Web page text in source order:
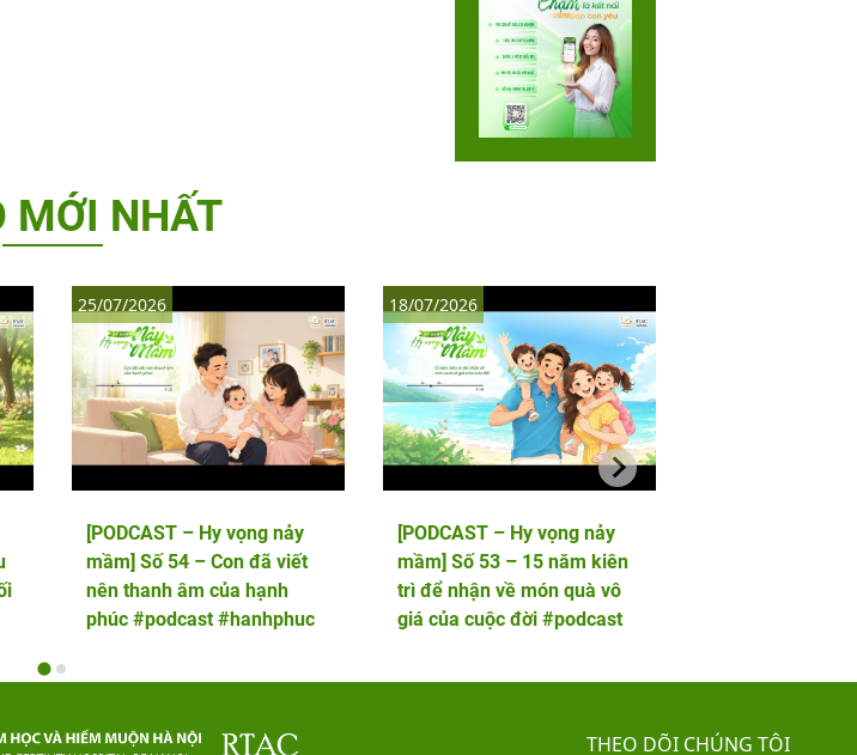
MỚI NHẤT
[PODCAST – Hy vọng nảy
mầm] Số 54 – Con đã viết
nên thanh âm của hạnh
phúc #podcast #hanhphuc
25/07/2026
[PODCAST – Hy vọng nảy
mầm] Số 53 – 15 năm kiên
trì để nhận về món quà vô
giá của cuộc đời #podcast
18/07/2026
THEO DÕI CHÚNG TÔI